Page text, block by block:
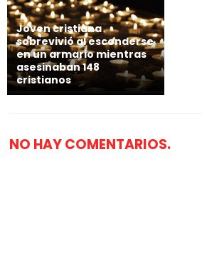
Joven cristiana
sobrevivió al esconderse
en un armario mientras
asesinaban 148
cristianos
NO HAY COMENTARIOS.